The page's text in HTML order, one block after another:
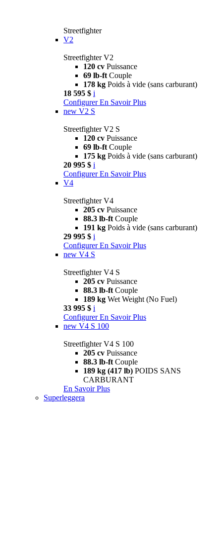
Streetfighter
V2
Streetfighter V2
120 cv Puissance
69 lb-ft Couple
178 kg Poids à vide (sans carburant)
18 595 $ i
Configurer En Savoir Plus
new V2 S
Streetfighter V2 S
120 cv Puissance
69 lb-ft Couple
175 kg Poids à vide (sans carburant)
20 995 $ i
Configurer En Savoir Plus
V4
Streetfighter V4
205 cv Puissance
88.3 lb-ft Couple
191 kg Poids à vide (sans carburant)
29 995 $ i
Configurer En Savoir Plus
new V4 S
Streetfighter V4 S
205 cv Puissance
88.3 lb-ft Couple
189 kg Wet Weight (No Fuel)
33 995 $ i
Configurer En Savoir Plus
new V4 S 100
Streetfighter V4 S 100
205 cv Puissance
88.3 lb-ft Couple
189 kg (417 lb) POIDS SANS
CARBURANT
En Savoir Plus
Superleggera